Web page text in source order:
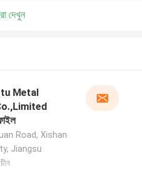
দেখুন
Metal
Road, Xishan
Jiangsu